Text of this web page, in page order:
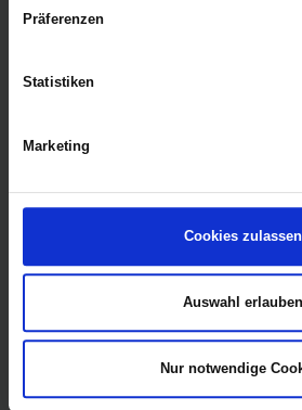
Präferenzen
Statistiken
Marketing
Cookies zulassen
Auswahl erlauben
Nur notwendige